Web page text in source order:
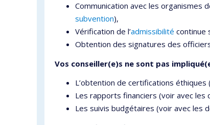
Communication avec les organismes
subvention),
Vérification de l’admissibilité continue
Obtention des signatures des
Vos conseiller(e)s ne sont pas
L’obtention de certifications éthiques
Les rapports financiers (voir avec les
Les suivis budgétaires (voir avec les